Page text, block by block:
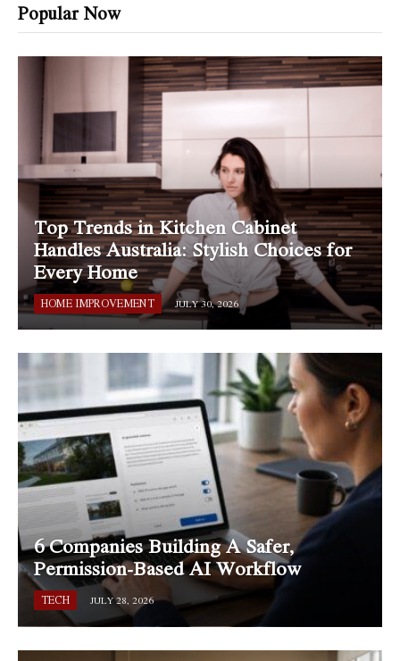
Popular Now
Top Trends in Kitchen Cabinet
Handles Australia: Stylish Choices for
Every Home
HOME IMPROVEMENT JULY 30, 2026
6 Companies Building A Safer,
Permission-Based AI Workflow
TECH JULY 28, 2026